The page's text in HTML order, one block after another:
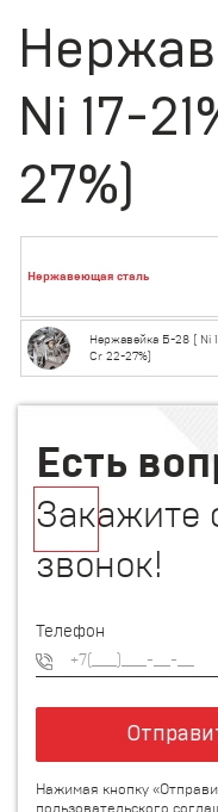
Ni 17-
27%)
Нержавеющая сталь
Нержавейка Б-28 ( Ni
Cr 22-27%)
Есть
Закажите
звонок!
Телефон
Нажимая кнопку
пользовательского